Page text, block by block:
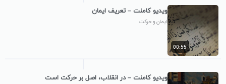
00:55
ویدیو کامنت – تعریف ایمان
ایمان و حرکت
ویدیو کامنت – در انقلاب، اصل بر حرکت است